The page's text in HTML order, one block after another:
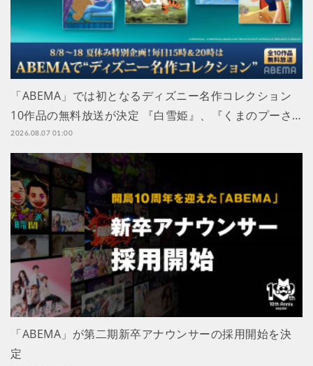
「ABEMA」では初となるディズニー名作コレクション
10作品の無料放送が決定 『白雪姫』、『くまのプーさ…
2026.08.07 01:00
「ABEMA」が第二期新卒アナウンサーの採用開始を決
定